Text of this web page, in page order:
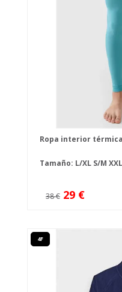
Ropa interior térmica
Tamaño: L/XL S/M
38 € 29 €
4F